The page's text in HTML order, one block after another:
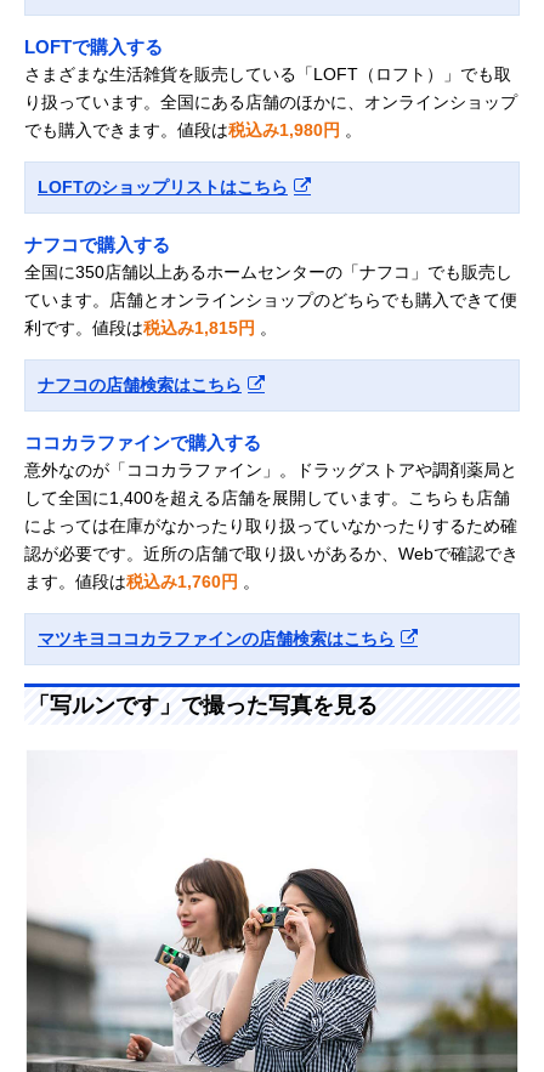
LOFTで購入する
さまざまな生活雑貨を販売している「LOFT（ロフト）」でも取
り扱っています。全国にある店舗のほかに、オンラインショップ
でも購入できます。値段は税込み1,980円 。
LOFTのショップリストはこちら
ナフコで購入する
全国に350店舗以上あるホームセンターの「ナフコ」でも販売し
ています。店舗とオンラインショップのどちらでも購入できて便
利です。値段は税込み1,815円 。
ナフコの店舗検索はこちら
ココカラファインで購入する
意外なのが「ココカラファイン」。ドラッグストアや調剤薬局と
して全国に1,400を超える店舗を展開しています。こちらも店舗
によっては在庫がなかったり取り扱っていなかったりするため確
認が必要です。近所の店舗で取り扱いがあるか、Webで確認でき
ます。値段は税込み1,760円 。
マツキヨココカラファインの店舗検索はこちら
「写ルンです」で撮った写真を見る